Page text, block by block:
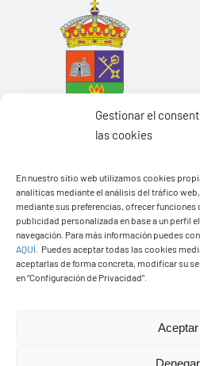
Gestionar el
las cookies
En nuestro sitio web utilizamos cookies
analíticas mediante el análisis del tráfico
mediante sus preferencias, ofrecer
publicidad personalizada en base a un perfil
navegación. Para más información puedes
AQUÍ
Puedes aceptar todas las cookies
aceptarlas de forma concreta, modificar su
en “Configuración de Privacidad”.
Aceptar
Denegar
Ayuntamiento de Yaiza
Pza. de Los Remedios, 1
35570 – Yaiza
Tel:928 83 62 20